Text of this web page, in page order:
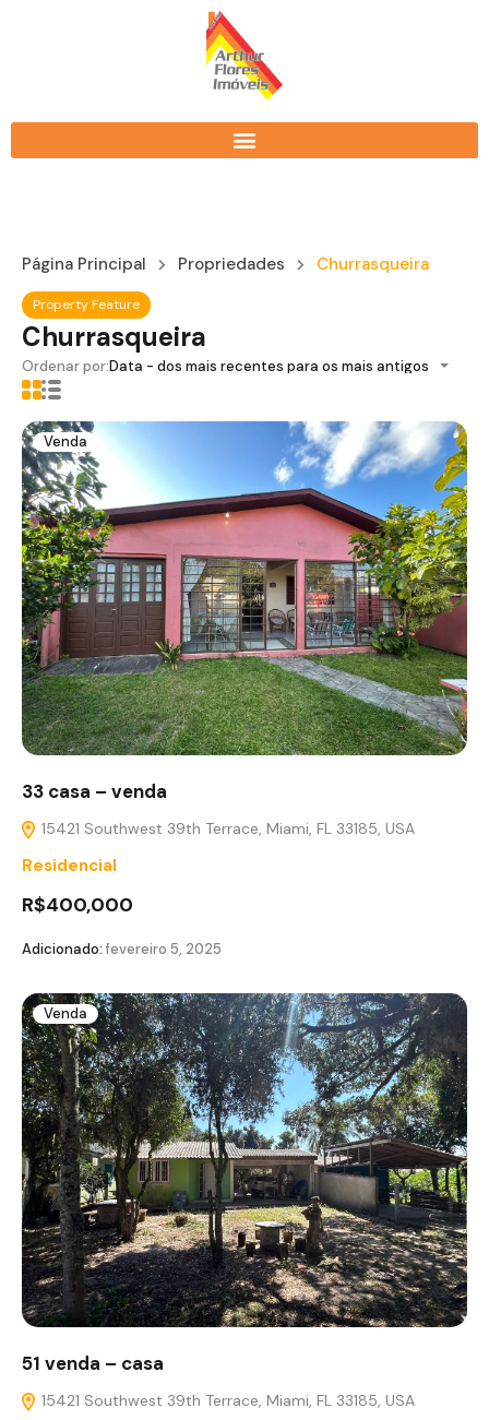
Página Principal Propriedades Churrasqueira
Property Feature
Churrasqueira
Ordenar por:Data - dos mais recentes para os mais antigos
Venda
33 casa – venda
15421 Southwest 39th Terrace, Miami, FL 33185, USA
Residencial
R$400,000
Adicionado:fevereiro 5, 2025
Venda
51 venda – casa
15421 Southwest 39th Terrace, Miami, FL 33185, USA